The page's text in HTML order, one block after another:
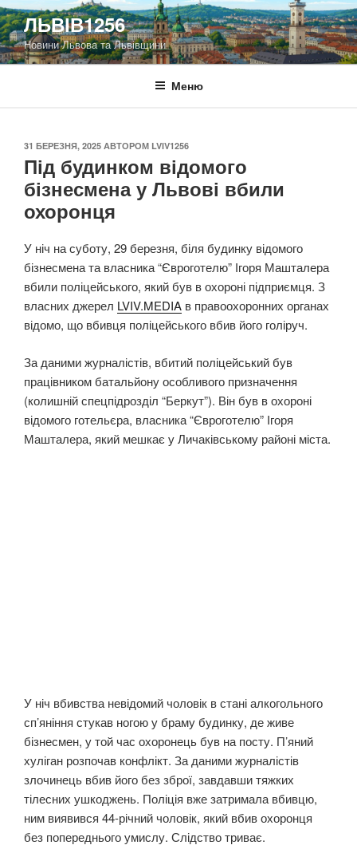
Перейти
до
вмісту
ЛЬВІВ1256
Новини Львова та Львівщини
Меню
ОПУБЛІКОВАНО
31 БЕРЕЗНЯ, 2025 АВТОРОМ LVIV1256
Під будинком відомого
бізнесмена у Львові вбили
охоронця
У ніч на суботу, 29 березня, біля будинку відомого
бізнесмена та власника “Євроготелю” Ігоря Машталера
вбили поліцейського, який був в охороні підприємця. З
власних джерел LVIV.MEDIA в правоохоронних органах
відомо, що вбивця поліцейського вбив його голіруч.
За даними журналістів, вбитий поліцейський був
працівником батальйону особливого призначення
(колишній спецпідрозділ “Беркут”). Він був в охороні
відомого готельєра, власника “Євроготелю” Ігоря
Машталера, який мешкає у Личаківському районі міста.
У ніч вбивства невідомий чоловік в стані алкогольного
сп’яніння стукав ногою у браму будинку, де живе
бізнесмен, у той час охоронець був на посту. П’яний
хуліган розпочав конфлікт. За даними журналістів
злочинець вбив його без зброї, завдавши тяжких
тілесних ушкоджень. Поліція вже затримала вбивцю,
ним виявився 44-річний чоловік, який вбив охоронця
без попереднього умислу. Слідство триває.